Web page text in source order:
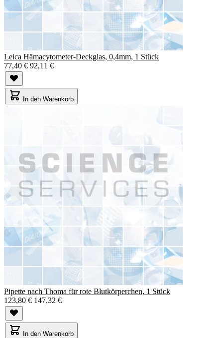
Leica Hämacytometer-Deckglas, 0,4mm, 1 Stück
77,40 € 92,11 €
In den Warenkorb
Pipette nach Thoma für rote Blutkörperchen, 1 Stück
123,80 € 147,32 €
In den Warenkorb